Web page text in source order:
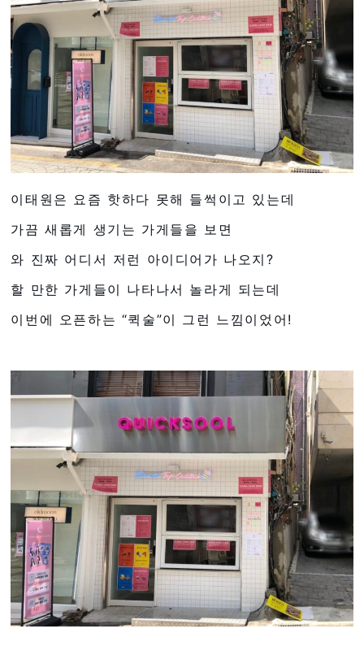
이태원은 요즘 핫하다 못해 들썩이고 있는데
가끔 새롭게 생기는 가게들을 보면
와 진짜 어디서 저런 아이디어가 나오지?
할 만한 가게들이 나타나서 놀라게 되는데
이번에 오픈하는 “퀵술”이 그런 느낌이었어!